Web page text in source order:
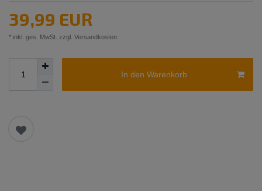
39,99 EUR
* inkl. ges. MwSt. zzgl. Versandkosten
In den Warenkorb